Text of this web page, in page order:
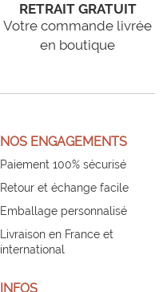
RETRAIT GRATUIT
Votre commande livrée
en boutique
NOS ENGAGEMENTS
Paiement 100% sécurisé
Retour et échange facile
Emballage personnalisé
Livraison en France et
international
INFOS